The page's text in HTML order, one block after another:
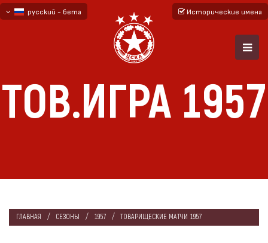
русский - бета
Исторические имена
ТОВ.ИГРА 1957
ГЛАВНАЯ СЕЗОНЫ 1957 ТОВАРИЩЕСКИЕ МАТЧИ 1957